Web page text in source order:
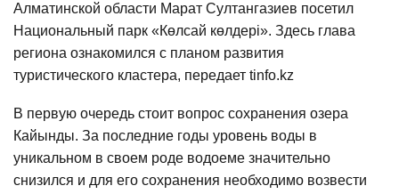
Алматинской области Марат Султангазиев посетил
Национальный парк «Көлсай көлдері». Здесь глава
региона ознакомился с планом развития
туристического кластера, передает tinfo.kz
В первую очередь стоит вопрос сохранения озера
Кайынды. За последние годы уровень воды в
уникальном в своем роде водоеме значительно
снизился и для его сохранения необходимо возвести